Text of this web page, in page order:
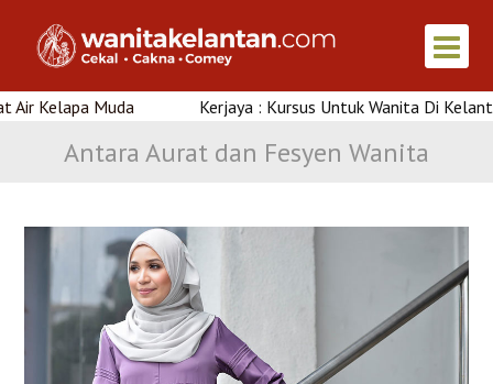
Muda Kerjaya : Kursus Untuk Wanita Di Kelantan
Antara Aurat dan Fesyen Wanita